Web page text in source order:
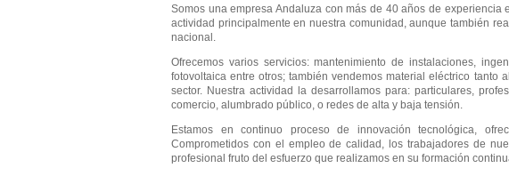
Somos una empresa Andaluza con más de 40 años de experiencia
actividad principalmente en nuestra comunidad, aunque también
nacional.
Ofrecemos varios servicios: mantenimiento de instalaciones,
fotovoltaica entre otros; también vendemos material eléctrico tanto
sector. Nuestra actividad la desarrollamos para: particulares,
comercio, alumbrado público, o redes de alta y baja tensión.
Estamos en continuo proceso de innovación tecnológica,
Comprometidos con el empleo de calidad, los trabajadores de
profesional fruto del esfuerzo que realizamos en su formación